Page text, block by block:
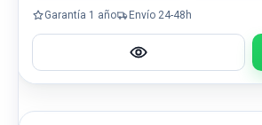
Garantía 1 año Envío 24-48h